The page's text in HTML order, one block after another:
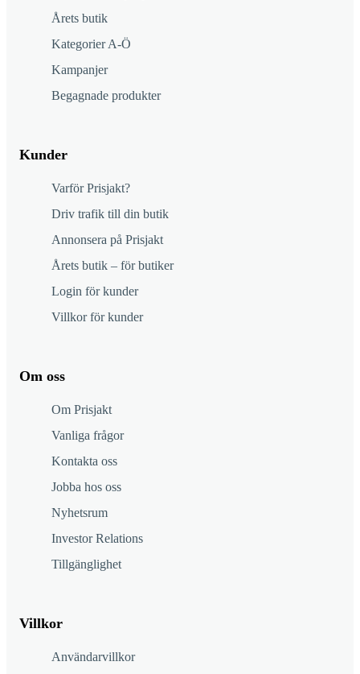
Årets butik
Kategorier A-Ö
Kampanjer
Begagnade produkter
Kunder
Varför Prisjakt?
Driv trafik till din butik
Annonsera på Prisjakt
Årets butik – för butiker
Login för kunder
Villkor för kunder
Om oss
Om Prisjakt
Vanliga frågor
Kontakta oss
Jobba hos oss
Nyhetsrum
Investor Relations
Tillgänglighet
Villkor
Användarvillkor